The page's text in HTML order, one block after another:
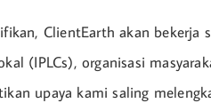
ClientEarth akan bekerja
(IPLCs), organisasi
upaya kami saling